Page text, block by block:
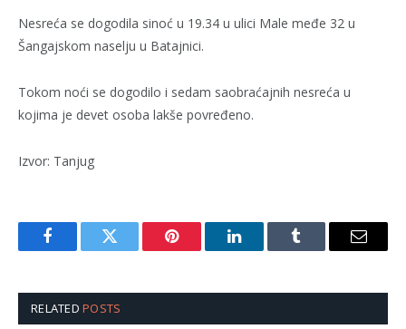
Nesreća se dogodila sinoć u 19.34 u ulici Male međe 32 u
Šangajskom naselju u Batajnici.
Tokom noći se dogodilo i sedam saobraćajnih nesreća u
kojima je devet osoba lakše povređeno.
Izvor: Tanjug
FacebookTwitter Pinterest LinkedInTumblr Email
RELATEDPOSTS